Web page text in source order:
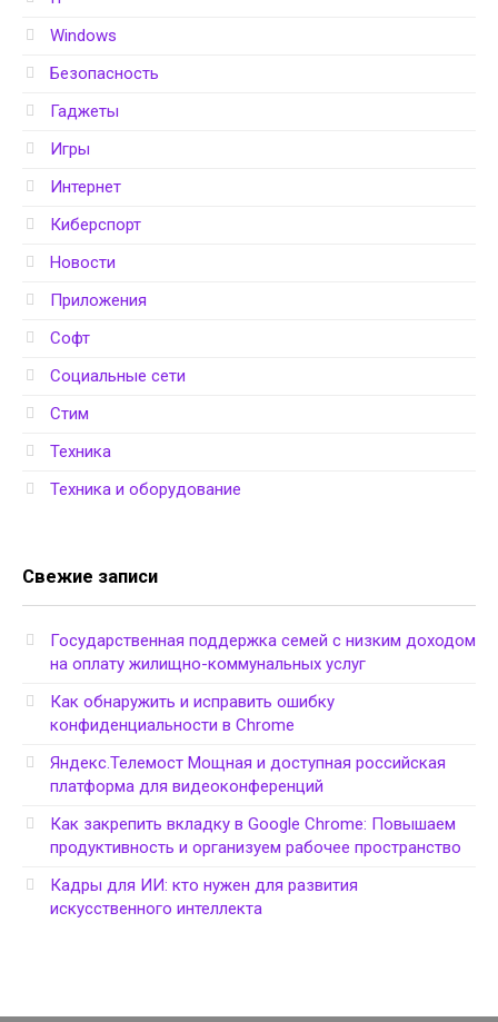
Windows
Безопасность
Гаджеты
Игры
Интернет
Киберспорт
Новости
Приложения
Софт
Социальные сети
Стим
Техника
Техника и оборудование
Свежие записи
Государственная поддержка семей с низким доходом
на оплату жилищно-коммунальных услуг
Как обнаружить и исправить ошибку
конфиденциальности в Chrome
Яндекс.Телемост Мощная и доступная российская
платформа для видеоконференций
Как закрепить вкладку в Google Chrome: Повышаем
продуктивность и организуем рабочее пространство
Кадры для ИИ: кто нужен для развития
искусственного интеллекта